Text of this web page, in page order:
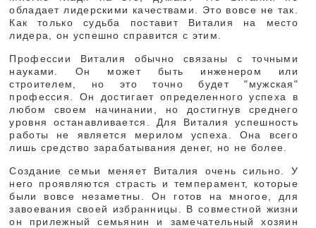
обладает лидерскими качествами. Это вовсе не так.
Как только судьба поставит Виталия на место
лидера, он успешно справится с этим.
Профессии Виталия обычно связаны с точными
науками. Он может быть инженером или
строителем, но это точно будет "мужская"
профессия. Он достигает определенного успеха в
любом своем начинании, но достигнув среднего
уровня останавливается. Для Виталия успешность
работы не является мерилом успеха. Она всего
лишь средство зарабатывания денег, но не более.
Создание семьи меняет Виталия очень сильно. У
него проявляются страсть и темперамент, которые
были вовсе незаметны. Он готов на многое, для
завоевания своей избранницы. В совместной жизни
он прилежный семьянин и замечательный хозяин